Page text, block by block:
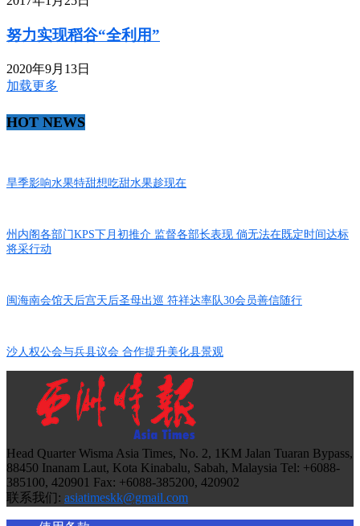
努力实现稻谷“全利用”
2020年9月13日
加载更多
HOT NEWS
旱季影响水果特甜想吃甜水果趁现在
州内阁各部门KPS下月初推介 监督各部长表现 倘无法在既定时间达标
将采行动
闽海南会馆天后宫天后圣母出巡 符祥达率队30会员善信随行
沙人权公会与兵县议会 合作提升美化县景观
Head Quarter Wisma Asia Times, No. 2, 1KM Jalan Tuaran Bypass,
88450 Inanam Laut, Kota Kinabalu, Sabah, Malaysia Tel: +6088-
385100, 420901 Fax: +6088-385200, 420902
联系我们: asiatimeskk@gmail.com